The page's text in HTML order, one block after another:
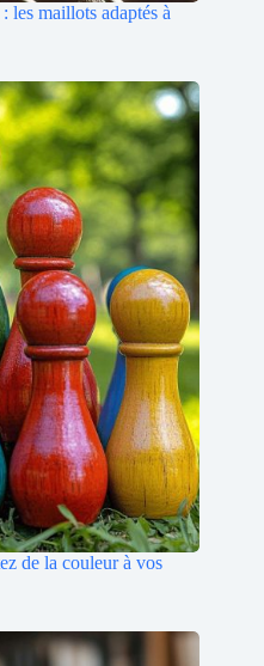
les maillots adaptés à
de la couleur à vos